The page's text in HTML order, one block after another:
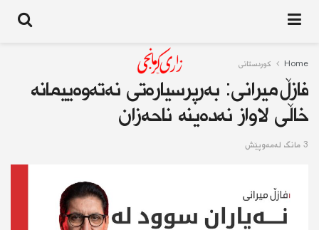
Home کوردستانى
فازڵ میرانی: بەرپرسیارەتی نەتەوەییمانە
خاڵی لاواز نەدەینە ناحەزان
3 مانگ له‌مه‌وپێش